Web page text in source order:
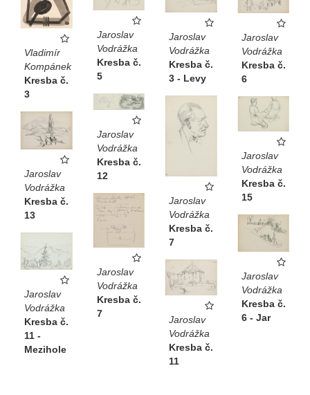
Vladimír
Kompánek
Kresba č.
3
Jaroslav
Vodrážka
Kresba č.
5
Jaroslav
Vodrážka
Kresba č.
3 - Levy
Jaroslav
Vodrážka
Kresba č.
6
Jaroslav
Vodrážka
Kresba č.
12
Jaroslav
Vodrážka
Kresba č.
7
Jaroslav
Vodrážka
Kresba č.
15
Jaroslav
Vodrážka
Kresba č.
13
Jaroslav
Vodrážka
Kresba č.
7
Jaroslav
Vodrážka
Kresba č.
6 - Jar
Jaroslav
Vodrážka
Kresba č.
11 -
Mezihole
Jaroslav
Vodrážka
Kresba č.
11